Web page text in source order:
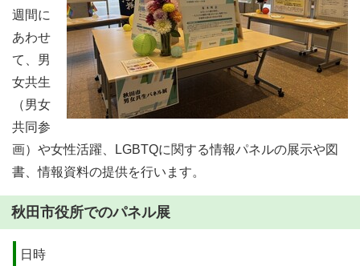
週間に
あわせ
て、男
女共生
（男女
共同参
画）や女性活躍、LGBTQに関する情報パネルの展示や図
書、情報資料の提供を行います。
秋田市役所でのパネル展
日時